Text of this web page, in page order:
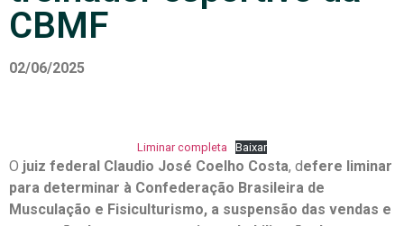
CBMF
02/06/2025
Liminar completa Baixar
O juiz federal Claudio José Coelho Costa, defere liminar
para determinar à Confederação Brasileira de
Musculação e Fisiculturismo, a suspensão das vendas e